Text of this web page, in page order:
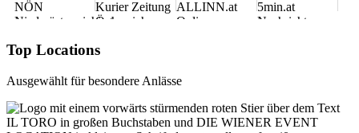
Top Locations
Ausgewählt für besondere Anlässe